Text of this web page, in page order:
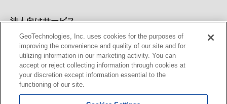
法人向けサービス
法人向け地図・位置情報サービス WEBサイト・システム向け地
図API Windows PC向け地図開発キット MapFan DB 住所確認
サービス
MAP WORLD+ トリマ広告 Geo-Research
カーナビ地図更新サービス
GeoTechnologies, Inc. uses cookies for the purposes of
improving the convenience and quality of our site and for
utilizing information in our marketing activity. You can
accept or reject collecting information through cookies at
your discretion except information essential to the
functioning of our site.